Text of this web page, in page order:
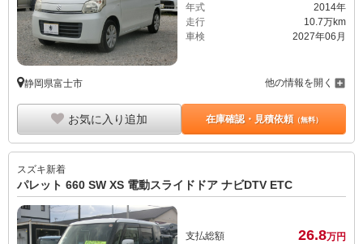
年式
2014年
走行
10.7万km
車検
2027年06月
静岡県富士市 他の情報を開く
お気に入り追加 在庫確認・見積依頼（無料）
スズキ新着
パレット 660 SW XS 電動スライドドア ナビDTV ETC
支払総額 26.8万円